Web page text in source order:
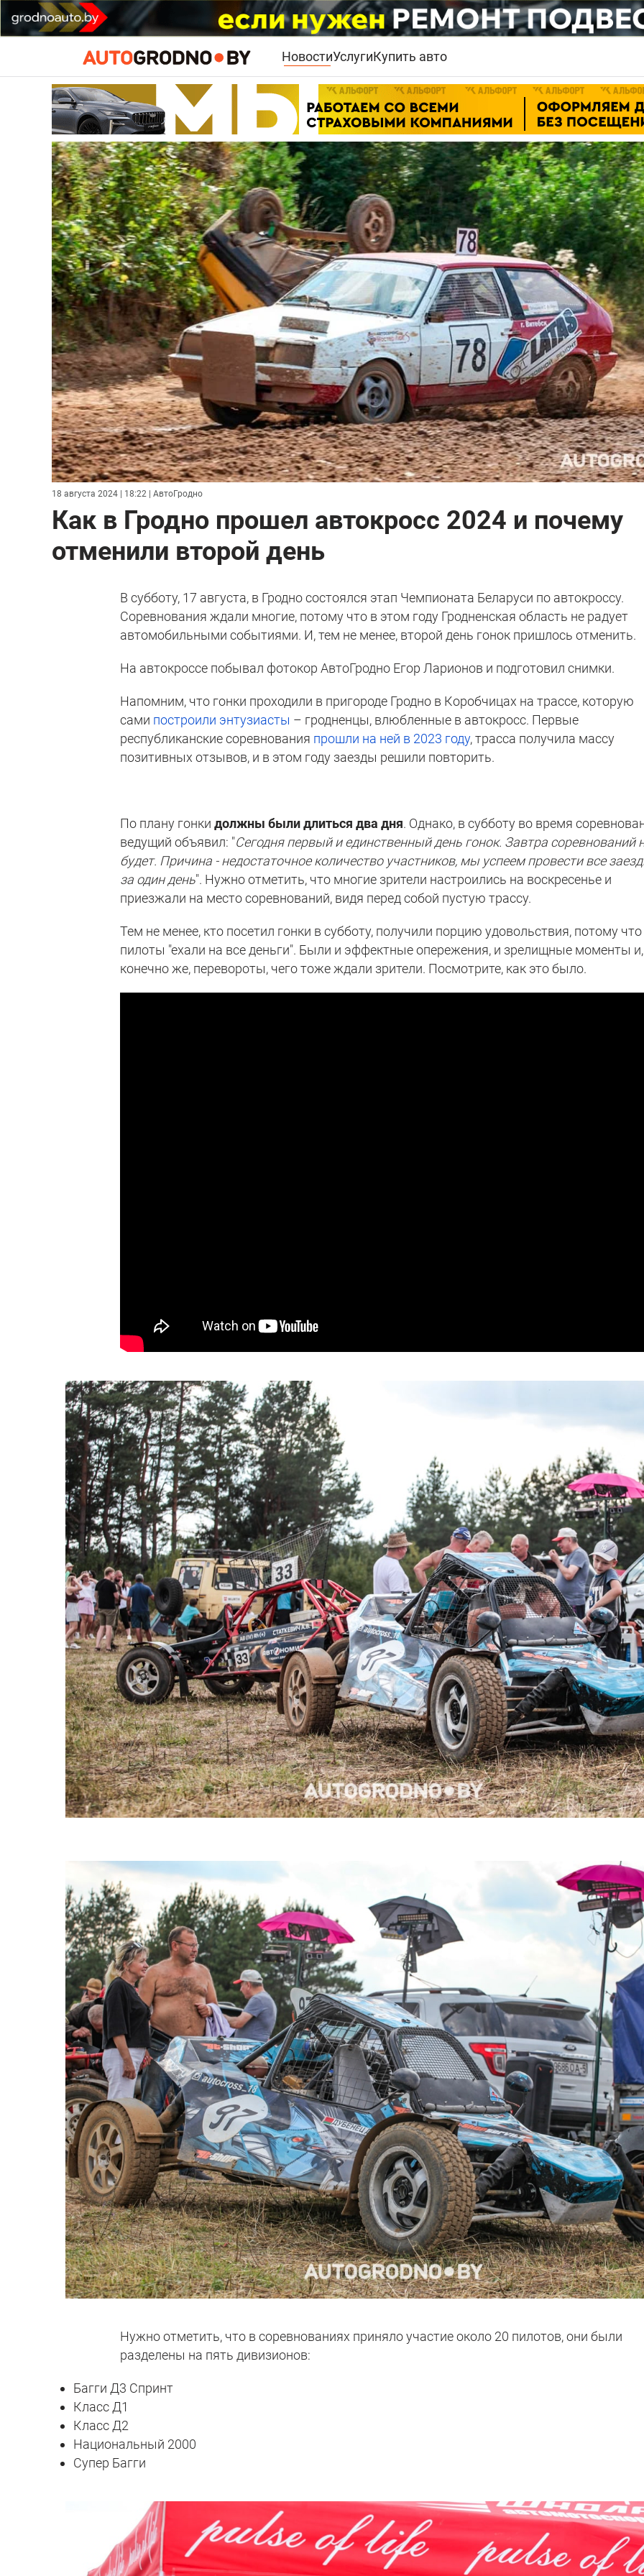
НовостиУслугиКупить авто
18 августа 2024 | 18:22 | АвтоГродно
Как в Гродно прошел автокросс 2024 и почему
отменили второй день
В субботу, 17 августа, в Гродно состоялся этап Чемпионата Беларуси по автокроссу.
Соревнования ждали многие, потому что в этом году Гродненская область не радует
автомобильными событиями. И, тем не менее, второй день гонок пришлось отменить.
На автокроссе побывал фотокор АвтоГродно Егор Ларионов и подготовил снимки.
Напомним, что гонки проходили в пригороде Гродно в Коробчицах на трассе, которую
сами построили энтузиасты – гродненцы, влюбленные в автокросс. Первые
республиканские соревнования прошли на ней в 2023 году, трасса получила массу
позитивных отзывов, и в этом году заезды решили повторить.
По плану гонкидолжны были длиться два дня. Однако, в субботу во время
ведущий объявил: "Сегодня первый и единственный день гонок. Завтра соревнований
будет. Причина - недостаточное количество участников, мы успеем провести все
за один день". Нужно отметить, что многие зрители настроились на воскресенье и
приезжали на место соревнований, видя перед собой пустую трассу.
Тем не менее, кто посетил гонки в субботу, получили порцию удовольствия, потому что
пилоты "ехали на все деньги". Были и эффектные опережения, и зрелищные моменты и,
конечно же, перевороты, чего тоже ждали зрители. Посмотрите, как это было.
Нужно отметить, что в соревнованиях приняло участие около 20 пилотов, они были
разделены на пять дивизионов:
Багги Д3 Спринт
Класс Д1
Класс Д2
Национальный 2000
Супер Багги